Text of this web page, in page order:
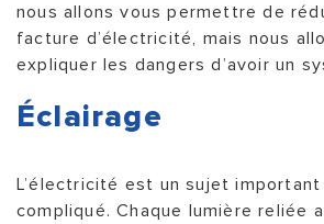
nous allons vous permettre de
facture d’électricité, mais nous
expliquer les dangers d’avoir un
Éclairage
L’électricité est un sujet
compliqué. Chaque lumière reliée